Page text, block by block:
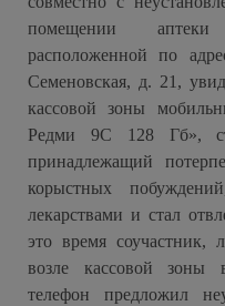
помещении
расположенной по
Семеновская, д. 21,
кассовой зоны
Редми 9С 128 Гб»,
принадлежащий
корыстных
лекарствами и стал
это время соучастник,
возле кассовой зоны
телефон предложил